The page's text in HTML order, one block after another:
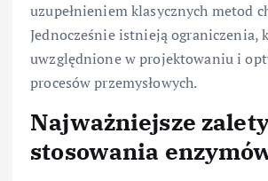
uzupełnieniem klasycznych metod
Jednocześnie istnieją ograniczenia,
uwzględnione w projektowaniu i
procesów przemysłowych.
Najważniejsze
stosowania